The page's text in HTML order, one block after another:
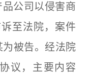
公司以侵害商
至法院，案件
被告。经法院
议，主要内容